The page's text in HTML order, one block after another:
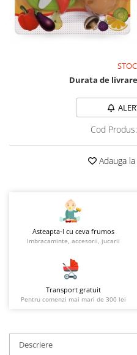
Jucarii si jocuri exterior
Mingi
Kituri constructie si pictura
Masini, trenuri, avioane
Masinute Radiocomanda
Papusi si accesorii
Biciclete fara pedale
Organizatoare
Perne
Durata de
Cod Produs:
Adauga
Asteapta-l cu ceva frumos
Imbracaminte, accesorii, jucarii
Transport gratuit
Pentru comenzi mai mari de 300 lei
Descriere